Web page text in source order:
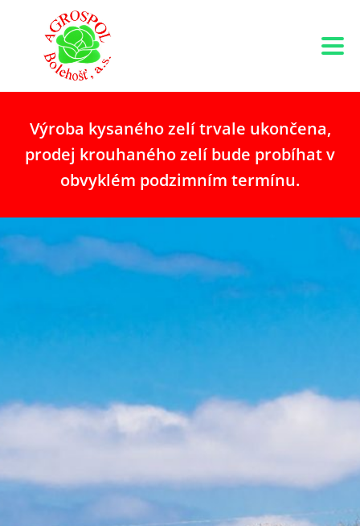
Výroba kysaného zelí trvale ukončena,
prodej krouhaného zelí bude probíhat v
obvyklém podzimním termínu.